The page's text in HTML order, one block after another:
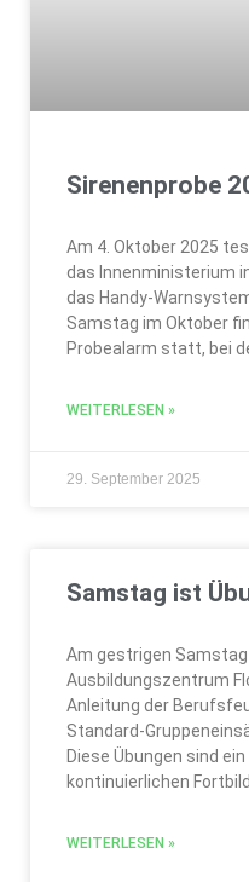
Sirenenprobe
Am 4. Oktober 2025
das Innenministerium
das Handy-
Samstag im Oktober
Probealarm statt, bei
WEITERLESEN »
29. September 2025
Samstag ist
Am gestrigen
Ausbildungszentrum
Anleitung der
Standard-
Diese Übungen sind
kontinuierlichen
WEITERLESEN »